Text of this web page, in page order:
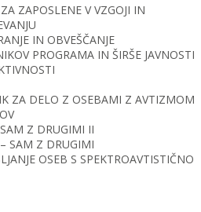
ZAPOSLENE V VZGOJI IN
IN OBVEŠČANJE
PROGRAMA IN ŠIRŠE JAVNOSTI
ZA DELO Z OSEBAMI Z AVTIZMOM
Z DRUGIMI II
SAM Z DRUGIMI
OSEB S SPEKTROAVTISTIČNO